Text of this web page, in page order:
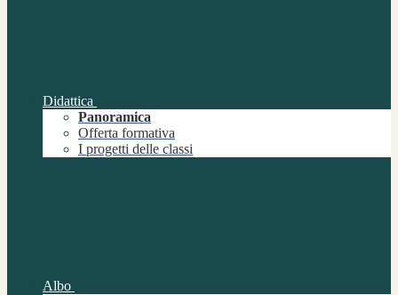
Didattica
Panoramica
Offerta formativa
I progetti delle classi
Albo